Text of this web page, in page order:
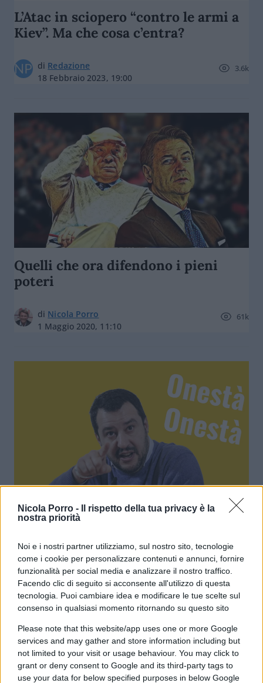
Nicola Porro -
Il rispetto della tua privacy è la
nostra priorità
Noi e i nostri partner utilizziamo, sul nostro sito, tecnologie
come i cookie per personalizzare contenuti e annunci, fornire
funzionalità per social media e analizzare il nostro traffico.
Facendo clic di seguito si acconsente all'utilizzo di questa
tecnologia. Puoi cambiare idea e modificare le tue scelte sul
consenso in qualsiasi momento ritornando su questo sito
Please note that this website/app uses one or more Google
services and may gather and store information including but
not limited to your visit or usage behaviour. You may click to
grant or deny consent to Google and its third-party tags to
use your data for below specified purposes in below Google
L’Atac in sciopero “contro le armi a
Kiev”. Ma che cosa c’entra?
di Redazione
18 Febbraio 2023, 19:00
3.6k
Quelli che ora difendono i pieni
poteri
di Nicola Porro
1 Maggio 2020, 11:10
61k
Salvini contro il mantra grillino
diNicola Porro
12 Novembre 2018, 12:08
nicolaporro.it